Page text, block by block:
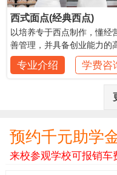
西式面点(经典西点)
以培养专于西点制作，懂经
善管理，并具备创业能力的
西点师人才为目标。
专业介绍 学费咨
预约千元助学
来校参观学校可报销车